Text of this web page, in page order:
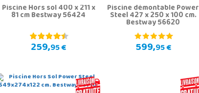
Piscine Hors sol 400 x 211 x
81 cm Bestway 56424
259,95 €
Piscine démontable Power
Steel 427 x 250 x 100 cm.
Bestway 56620
599,95 €